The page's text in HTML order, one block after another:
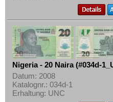
Nigeria - 20 Naira (#034d-
Datum: 2008
Katalognr.: 034d-1
Erhaltung: UNC